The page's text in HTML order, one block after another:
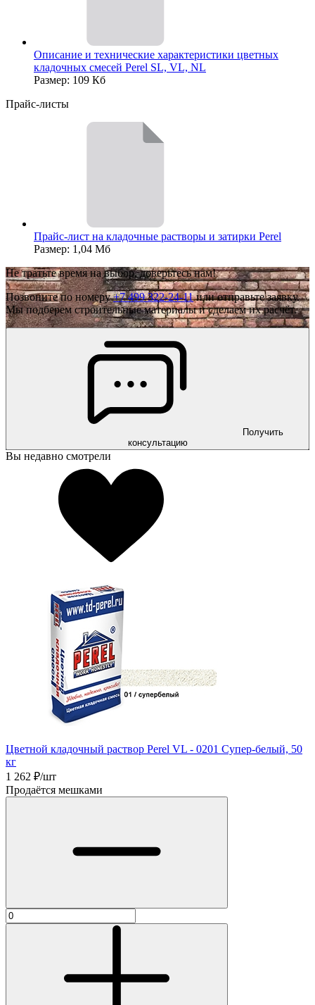
Описание и технические характеристики цветных
кладочных смесей Perel SL, VL, NL
Размер: 109 Кб
Прайс-листы
Прайс-лист на кладочные растворы и затирки Perel
Размер: 1,04 Мб
Не тратьте время на выбор, доверьтесь нам!
Позвоните по номеру+7 499 322-24-11или отправьте заявку.
Мы подберем строительные материалы и сделаем их расчёт.
Получить
консультацию
Вы недавно смотрели
Цветной кладочный раствор Perel VL - 0201 Супер-белый, 50
кг
1 262 ₽/шт
Продаётся мешками